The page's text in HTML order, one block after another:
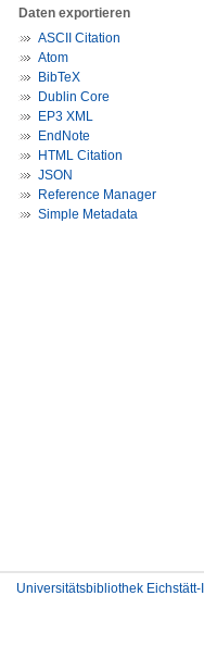
Daten exportieren
ASCII Citation
Atom
BibTeX
Dublin Core
EP3 XML
EndNote
HTML Citation
JSON
Reference Manager
Simple Metadata
Universitätsbibliothek